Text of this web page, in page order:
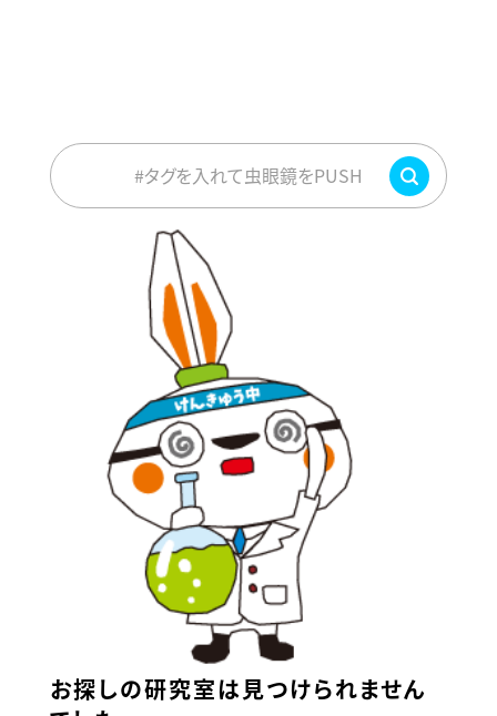
#タグを入れて虫眼鏡をPUSH
お探しの研究室は見つけられません